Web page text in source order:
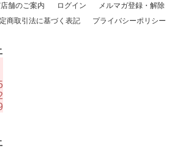
舗のご案内 ログイン
メルマガ登録・解除
商取引法に基づく表記 プライバシーポリシー